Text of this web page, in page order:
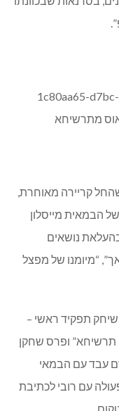
קריירה מאוחרת,
הבמאית מייסלון
נושאים
“מיומנו של מפצל
תפקיד ראשי –
תרשיחא” ופרס שחקן
עבד עם הבמאי
עם רובי לכתיבת